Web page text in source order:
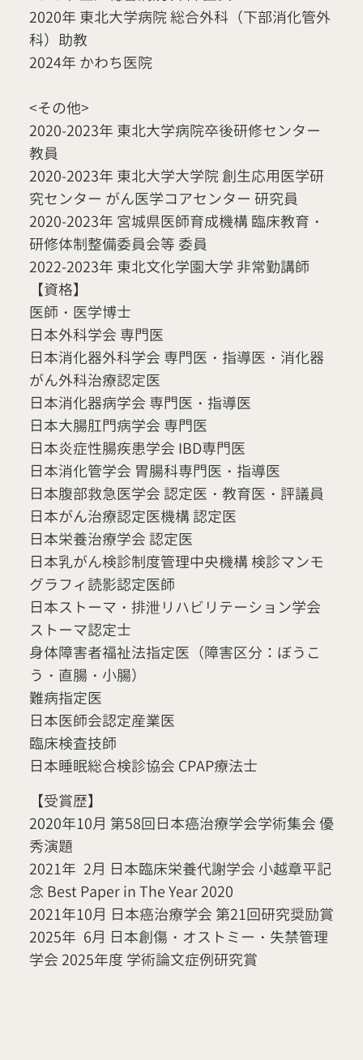
2020年 東北大学病院 総合外科（下部消化管外
科）助教
2024年 かわち医院
<その他>
2020-2023年 東北大学病院卒後研修センター
教員
2020-2023年 東北大学大学院 創生応用医学研
究センター がん医学コアセンター 研究員
2020-2023年 宮城県医師育成機構 臨床教育・
研修体制整備委員会等 委員
2022-2023年 東北文化学園大学 非常勤講師
【資格】
医師・医学博士
日本外科学会 専門医
日本消化器外科学会 専門医・指導医・消化器
がん外科治療認定医
日本消化器病学会 専門医・指導医
日本大腸肛門病学会 専門医
日本炎症性腸疾患学会 IBD専門医
日本消化管学会 胃腸科専門医・指導医
日本腹部救急医学会 認定医・教育医・評議員
日本がん治療認定医機構 認定医
日本栄養治療学会 認定医
日本乳がん検診制度管理中央機構 検診マンモ
グラフィ読影認定医師
日本ストーマ・排泄リハビリテーション学会
ストーマ認定士
身体障害者福祉法指定医（障害区分：ぼうこ
う・直腸・小腸）
難病指定医
日本医師会認定産業医
臨床検査技師
日本睡眠総合検診協会 CPAP療法士
【受賞歴】
2020年10月 第58回日本癌治療学会学術集会 優
秀演題
2021年 2月 日本臨床栄養代謝学会 小越章平記
念 Best Paper in The Year 2020
2021年10月 日本癌治療学会 第21回研究奨励賞
2025年 6月 日本創傷・オストミー・失禁管理
学会 2025年度 学術論文症例研究賞